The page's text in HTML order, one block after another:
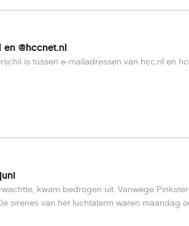
@hccnet.nl
is tussen e-mailadressen van hcc.nl en
kwam bedrogen uit. Vanwege
sirenes van het luchtalarm waren maandag